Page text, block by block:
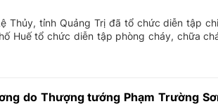
Thủy, tỉnh Quảng Trị đã tổ chức diễn tập
Huế tổ chức diễn tập phòng cháy, chữa
do Thượng tướng Phạm Trường